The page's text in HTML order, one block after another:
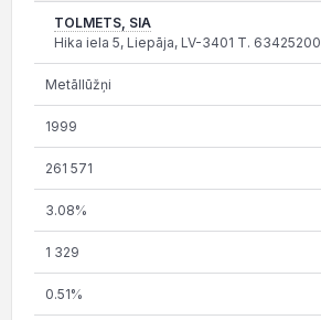
TOLMETS, SIA
Hika iela 5, Liepāja, LV-3401 T. 63425200
Metāllūžņi
1999
261 571
3.08%
1 329
0.51%